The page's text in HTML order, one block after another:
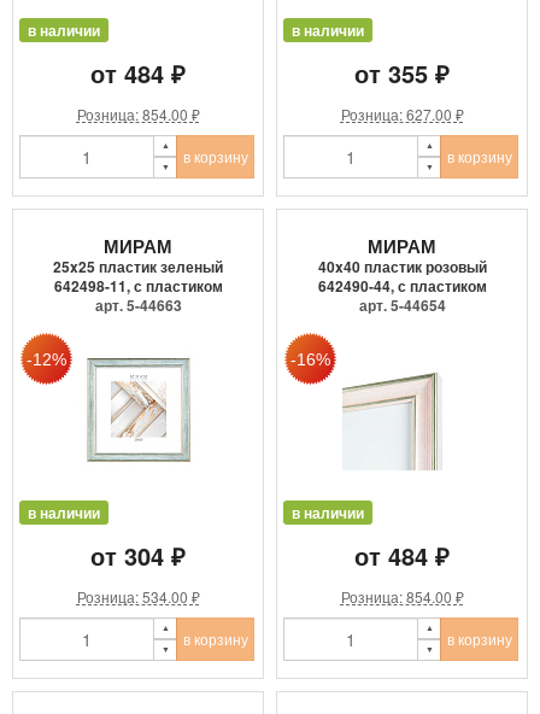
в наличии
от 484 ₽
Розница: 854.00 ₽
в корзину
в наличии
от 355 ₽
Розница: 627.00 ₽
в корзину
МИРАМ
25x25 пластик зеленый
642498-11, с пластиком
арт. 5-44663
в наличии
от 304 ₽
Розница: 534.00 ₽
в корзину
МИРАМ
40x40 пластик розовый
642490-44, с пластиком
арт. 5-44654
в наличии
от 484 ₽
Розница: 854.00 ₽
в корзину